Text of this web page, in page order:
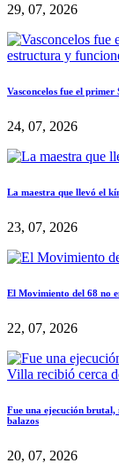
29, 07, 2026
Vasconcelos fue el
24, 07, 2026
La maestra que llevó el
23, 07, 2026
El Movimiento del 68 no
22, 07, 2026
Fue una ejecución brutal,
balazos
20, 07, 2026